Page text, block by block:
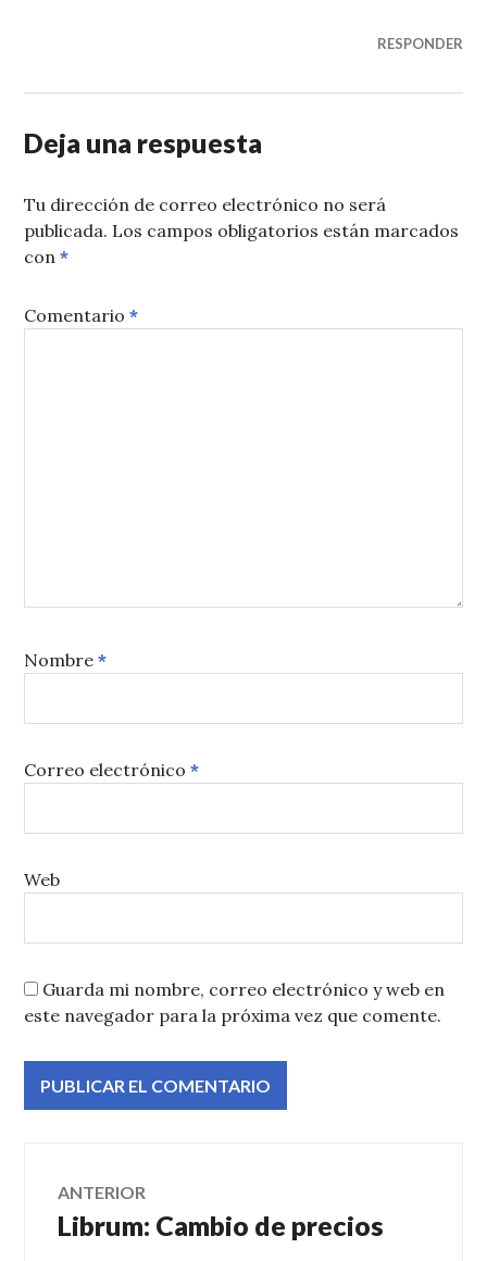
RESPONDER
Deja una respuesta
Tu dirección de correo electrónico no será
publicada. Los campos obligatorios están marcados
con*
Comentario*
Nombre*
Correo electrónico*
Web
Guarda mi nombre, correo electrónico y web en
este navegador para la próxima vez que comente.
Navegación
de
ANTERIOR
Entrada
Librum: Cambio de precios